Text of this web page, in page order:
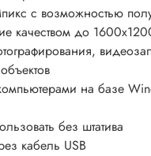
с возможностью
качеством до
на базе
без штатива
кабель USB